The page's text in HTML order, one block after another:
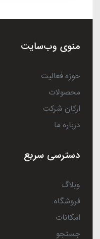
منوی وب‌سایت
حوزه فعالیت
محصولات
ارکان شرکت
درباره ما
دسترسی سریع
وبلاگ
فروشگاه
امکانات
جستجو